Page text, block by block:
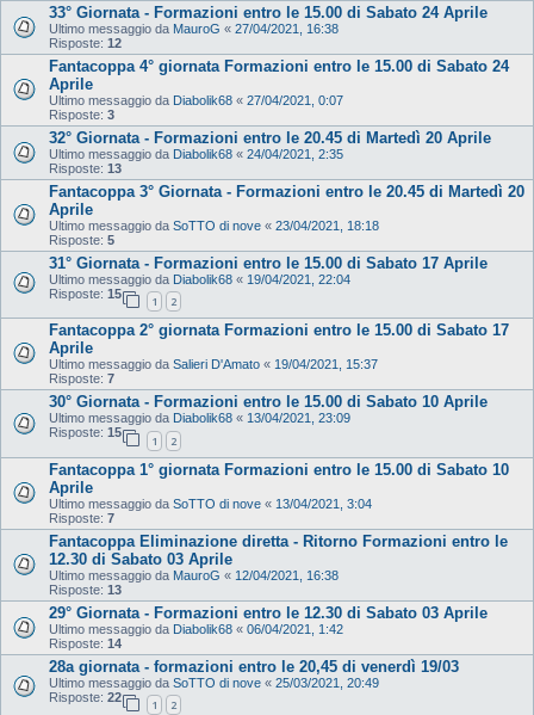
33° Giornata - Formazioni entro le 15.00 di Sabato 24 Aprile
Ultimo messaggio da MauroG « 27/04/2021, 16:38
Risposte: 12
Fantacoppa 4° giornata Formazioni entro le 15.00 di Sabato 24
Aprile
Ultimo messaggio da Diabolik68 « 27/04/2021, 0:07
Risposte: 3
32° Giornata - Formazioni entro le 20.45 di Martedì 20 Aprile
Ultimo messaggio da Diabolik68 « 24/04/2021, 2:35
Risposte: 13
Fantacoppa 3° Giornata - Formazioni entro le 20.45 di Martedì 20
Aprile
Ultimo messaggio da SoTTO di nove « 23/04/2021, 18:18
Risposte: 5
31° Giornata - Formazioni entro le 15.00 di Sabato 17 Aprile
Ultimo messaggio da Diabolik68 « 19/04/2021, 22:04
Risposte: 15
1 2
Fantacoppa 2° giornata Formazioni entro le 15.00 di Sabato 17
Aprile
Ultimo messaggio da Salieri D'Amato « 19/04/2021, 15:37
Risposte: 7
30° Giornata - Formazioni entro le 15.00 di Sabato 10 Aprile
Ultimo messaggio da Diabolik68 « 13/04/2021, 23:09
Risposte: 15
1 2
Fantacoppa 1° giornata Formazioni entro le 15.00 di Sabato 10
Aprile
Ultimo messaggio da SoTTO di nove « 13/04/2021, 3:04
Risposte: 7
Fantacoppa Eliminazione diretta - Ritorno Formazioni entro le
12.30 di Sabato 03 Aprile
Ultimo messaggio da MauroG « 12/04/2021, 16:38
Risposte: 13
29° Giornata - Formazioni entro le 12.30 di Sabato 03 Aprile
Ultimo messaggio da Diabolik68 « 06/04/2021, 1:42
Risposte: 14
28a giornata - formazioni entro le 20,45 di venerdì 19/03
Ultimo messaggio da SoTTO di nove « 25/03/2021, 20:49
Risposte: 22
1 2